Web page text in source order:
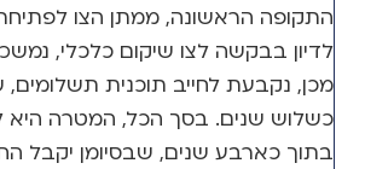
התקופה הראשונה, ממתן הצו
לדיון בבקשה לצו שיקום כלכלי,
מכן, נקבעת לחייב תוכנית
כשלוש שנים. בסך הכל, המטרה היא
בתוך כארבע שנים, שבסיומן יקבל